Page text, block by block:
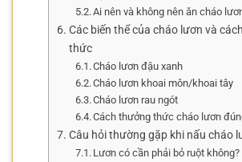
Ai nên và không nên ăn cháo
Các biến thể của cháo lươn và
thức
Cháo lươn đậu xanh
Cháo lươn khoai môn/khoai tây
Cháo lươn rau ngót
Cách thưởng thức cháo lươn
Câu hỏi thường gặp khi nấu cháo
Lươn có cần phải bỏ ruột không?